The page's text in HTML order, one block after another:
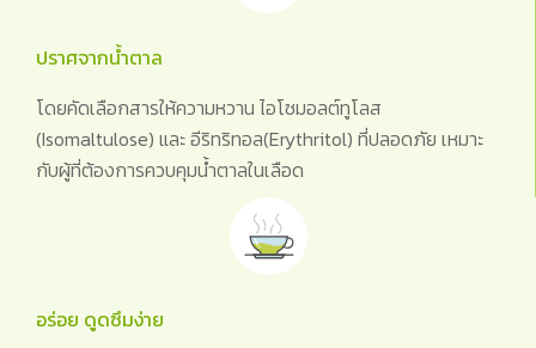
ปราศจากน้ำตาล
โดยคัดเลือกสารให้ความหวาน ไอโซมอลต์ทูโลส
(Isomaltulose) และ อีริทริทอล(Erythritol) ที่ปลอดภัย เหมาะ
กับผู้ที่ต้องการควบคุมน้ำตาลในเลือด
อร่อย ดูดซึมง่าย